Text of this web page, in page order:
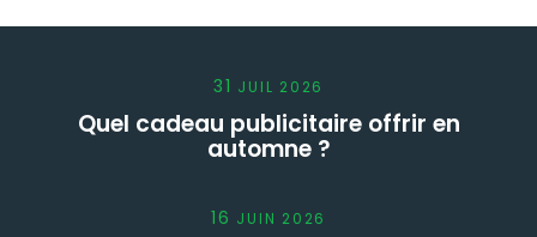
31 JUIL 2026
Quel cadeau publicitaire offrir en
automne ?
16 JUIN 2026